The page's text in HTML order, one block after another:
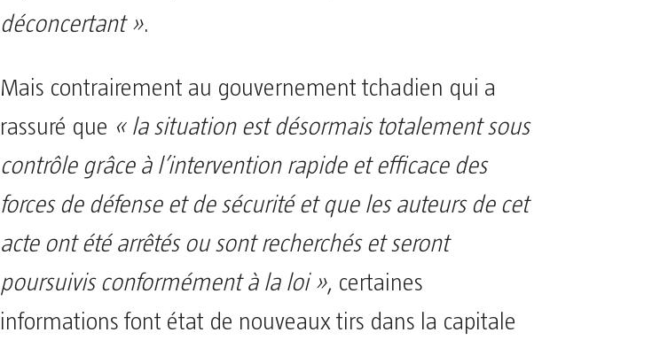
déconcertant ».
Mais contrairement au gouvernement tchadien qui a
rassuré que « la situation est désormais totalement sous
contrôle grâce à l’intervention rapide et efficace des
forces de défense et de sécurité et que les auteurs de cet
acte ont été arrêtés ou sont recherchés et seront
poursuivis conformément à la loi », certaines
informations font état de nouveaux tirs dans la capitale